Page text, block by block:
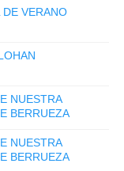
DE VERANO
NUESTRA
BERRUEZA
NUESTRA
BERRUEZA